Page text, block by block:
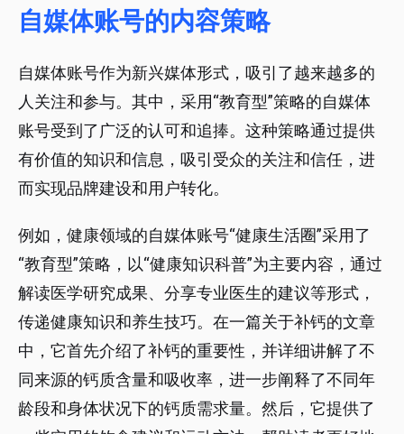
自媒体账号的内容策略
自媒体账号作为新兴媒体形式，吸引了越来越多的
人关注和参与。其中，采用“教育型”策略的自媒体
账号受到了广泛的认可和追捧。这种策略通过提供
有价值的知识和信息，吸引受众的关注和信任，进
而实现品牌建设和用户转化。
例如，健康领域的自媒体账号“健康生活圈”采用了
“教育型”策略，以“健康知识科普”为主要内容，通过
解读医学研究成果、分享专业医生的建议等形式，
传递健康知识和养生技巧。在一篇关于补钙的文章
中，它首先介绍了补钙的重要性，并详细讲解了不
同来源的钙质含量和吸收率，进一步阐释了不同年
龄段和身体状况下的钙质需求量。然后，它提供了